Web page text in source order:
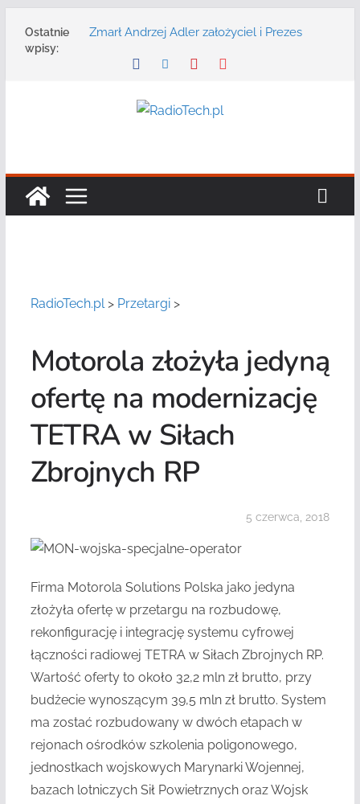
Ostatnie
wpisy:
Zmarł Andrzej Adler założyciel i Prezes
Radmor – największy polski producent
DGT wraz z partnerami zaprasza na
konferencję: „Bezpieczeństwo,
bezpieczeństwa publicznego usługę
RadioTech.pl> Przetargi>
Motorola złożyła jedyną
ofertę na modernizację
TETRA w Siłach
Zbrojnych RP
5 czerwca, 2018
Firma Motorola Solutions Polska jako jedyna
złożyła ofertę w przetargu na rozbudowę,
rekonfigurację i integrację systemu cyfrowej
łączności radiowej TETRA w Siłach Zbrojnych RP.
Wartość oferty to około 32,2 mln zł brutto, przy
budżecie wynoszącym 39,5 mln zł brutto. System
ma zostać rozbudowany w dwóch etapach w
rejonach ośrodków szkolenia poligonowego,
jednostkach wojskowych Marynarki Wojennej,
bazach lotniczych Sił Powietrznych oraz Wojsk